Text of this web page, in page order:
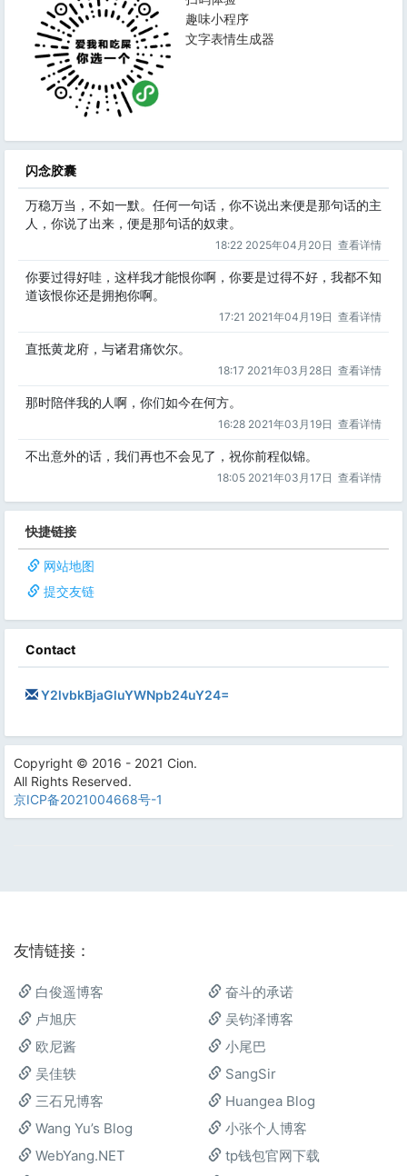
趣味小程序
文字表情生成器
闪念胶囊
万稳万当，不如一默。任何一句话，你不说出来便是那句话的主
人，你说了出来，便是那句话的奴隶。
18:22 2025年04月20日 查看详情
你要过得好哇，这样我才能恨你啊，你要是过得不好，我都不知
道该恨你还是拥抱你啊。
17:21 2021年04月19日 查看详情
直抵黄龙府，与诸君痛饮尔。
18:17 2021年03月28日 查看详情
那时陪伴我的人啊，你们如今在何方。
16:28 2021年03月19日 查看详情
不出意外的话，我们再也不会见了，祝你前程似锦。
18:05 2021年03月17日 查看详情
快捷链接
网站地图
提交友链
Contact
Y2lvbkBjaGluYWNpb24uY24=
Copyright © 2016 - 2021 Cion.
All Rights Reserved.
京ICP备2021004668号-1
友情链接：
白俊遥博客
奋斗的承诺
卢旭庆
吴钧泽博客
欧尼酱
小尾巴
吴佳轶
SangSir
三石兄博客
Huangea Blog
Wang Yu’s Blog
小张个人博客
WebYang.NET
tp钱包官网下载